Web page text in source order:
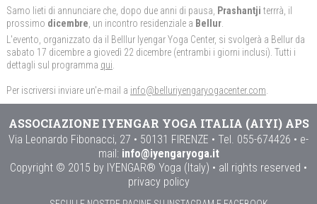
Samo lieti di annunciare che, dopo due anni di pausa, Prashantji terrrà, il
prossimo dicembre , un incontro residenziale a Bellur.
L'evento, organizzato da il Belllur Iyengar Yoga Center, si svolgerà a Bellur da
sabato 17 dicembre a giovedì 22 dicembre (entrambi i giorni inclusi). Tutti i
dettagli sul programma qui
Per iscriversi inviare un'e-mail a info@belluriyengaryogacenter.com
ASSOCIAZIONE IYENGAR YOGA ITALIA (AIYI) APS
Via Leonardo Fibonacci, 27 • 50131 FIRENZE • Tel. 055-674426 • e-
mail: info@iyengaryoga.it
Copyright © 2015 by IYENGAR® Yoga (Italy) • all rights reserved •
privacy policy